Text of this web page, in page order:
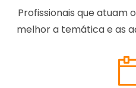
Profissionais que atuam
melhor a temática e as